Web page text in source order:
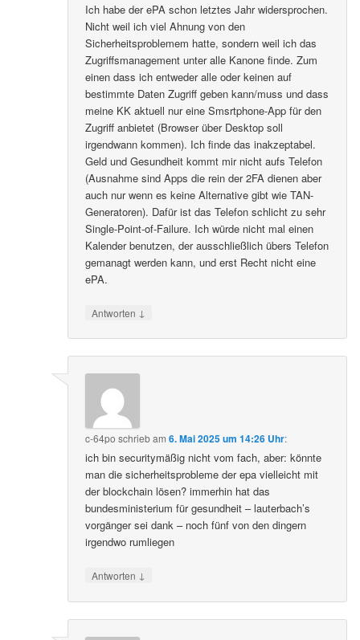
Ich habe der ePA schon letztes Jahr widersprochen.
Nicht weil ich viel Ahnung von den
Sicherheitsproblemem hatte, sondern weil ich das
Zugriffsmanagement unter alle Kanone finde. Zum
einen dass ich entweder alle oder keinen auf
bestimmte Daten Zugriff geben kann/muss und dass
meine KK aktuell nur eine Smsrtphone-App für den
Zugriff anbietet (Browser über Desktop soll
irgendwann kommen). Ich finde das inakzeptabel.
Geld und Gesundheit kommt mir nicht aufs Telefon
(Ausnahme sind Apps die rein der 2FA dienen aber
auch nur wenn es keine Alternative gibt wie TAN-
Generatoren). Dafür ist das Telefon schlicht zu sehr
Single-Point-of-Failure. Ich würde nicht mal einen
Kalender benutzen, der ausschließlich übers Telefon
gemanagt werden kann, und erst Recht nicht eine
ePA.
Antworten ↓
c-64po schriebam6. Mai 2025 um 14:26 Uhr:
ich bin securitymäßig nicht vom fach, aber: könnte
man die sicherheitsprobleme der epa vielleicht mit
der blockchain lösen? immerhin hat das
bundesministerium für gesundheit – lauterbach’s
vorgänger sei dank – noch fünf von den dingern
irgendwo rumliegen
Antworten ↓